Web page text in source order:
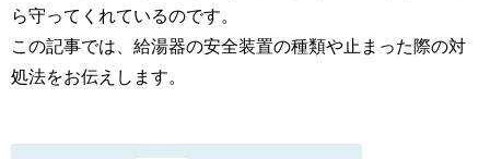
ら守ってくれているのです。
この記事では、給湯器の安全装置の種類や止まった際の対
処法をお伝えします。